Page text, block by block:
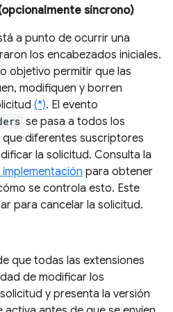
síncrono)
a punto de ocurrir una
los encabezados iniciales.
objetivo permitir que las
modifiquen y borren
(*). El evento
se pasa a todos los
diferentes suscriptores
la solicitud. Consulta la
para obtener
se controla esto. Este
para cancelar la solicitud.
que todas las extensiones
de modificar los
y presenta la versión